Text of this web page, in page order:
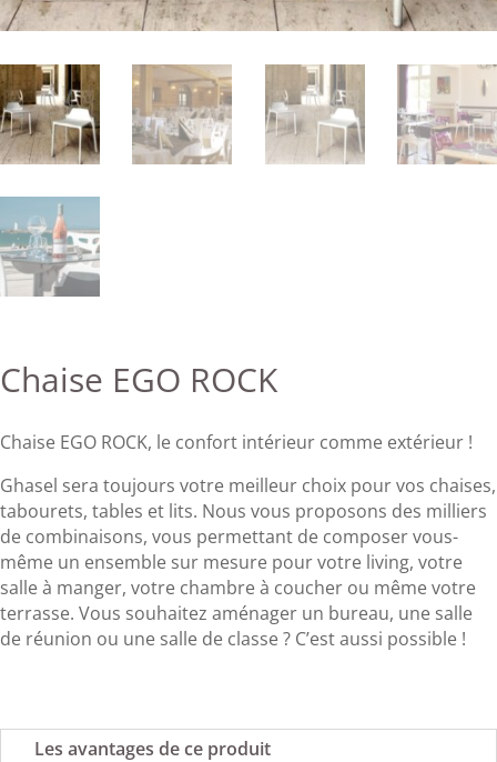
Chaise EGO ROCK
Chaise EGO ROCK, le confort intérieur comme extérieur !
Ghasel sera toujours votre meilleur choix pour vos chaises,
tabourets, tables et lits. Nous vous proposons des milliers
de combinaisons, vous permettant de composer vous-
même un ensemble sur mesure pour votre living, votre
salle à manger, votre chambre à coucher ou même votre
terrasse. Vous souhaitez aménager un bureau, une salle
de réunion ou une salle de classe ? C’est aussi possible !
Les avantages de ce produit